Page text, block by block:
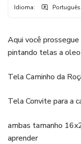
Idioma: Português
Aqui você prossegue
pintando telas a
Tela Caminho da
Tela Convite para a
ambas tamanho
aprender